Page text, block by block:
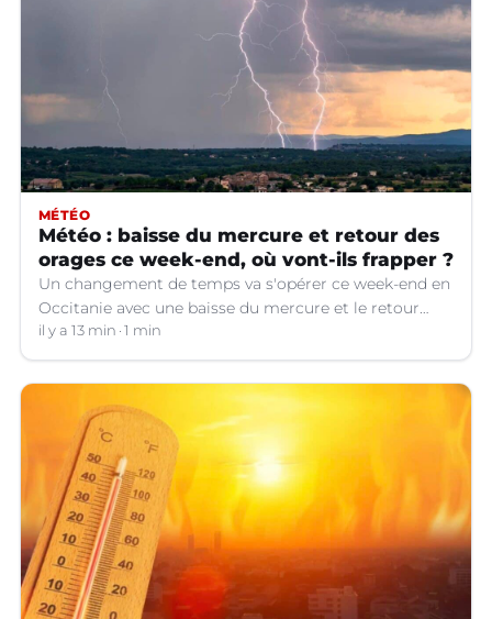
MÉTÉO
Météo : baisse du mercure et retour des
orages ce week-end, où vont-ils frapper ?
Un changement de temps va s'opérer ce week-end en
Occitanie avec une baisse du mercure et le retour
d'orages dans certains départements.
il y a 13 min 1 min